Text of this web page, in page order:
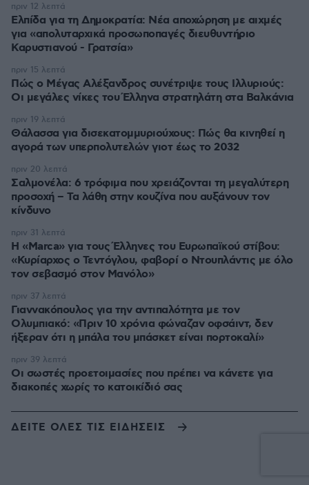
Ελπίδα για τη Δημοκρατία: Νέα αποχώρηση με αιχμές
για «απολυταρχικά προσωποπαγές διευθυντήριο
Καρυστιανού - Γρατσία»
πριν 12 λεπτά
Πώς ο Μέγας Αλέξανδρος συνέτριψε τους Ιλλυριούς:
Οι μεγάλες νίκες του Έλληνα στρατηλάτη στα Βαλκάνια
πριν 15 λεπτά
Θάλασσα για δισεκατομμυριούχους: Πώς θα κινηθεί η
αγορά των υπερπολυτελών γιοτ έως το 2032
πριν 19 λεπτά
Σαλμονέλα: 6 τρόφιμα που χρειάζονται τη μεγαλύτερη
προσοχή – Τα λάθη στην κουζίνα που αυξάνουν τον
κίνδυνο
πριν 20 λεπτά
Η «Marca» για τους Έλληνες του Ευρωπαϊκού στίβου:
«Κυρίαρχος ο Τεντόγλου, φαβορί ο Ντουπλάντις με όλο
τον σεβασμό στον Μανόλο»
πριν 31 λεπτά
Γιαννακόπουλος για την αντιπαλότητα με τον
Ολυμπιακό: «Πριν 10 χρόνια φώναζαν οφσάιντ, δεν
ήξεραν ότι η μπάλα του μπάσκετ είναι πορτοκαλί»
πριν 37 λεπτά
Οι σωστές προετοιμασίες που πρέπει να κάνετε για
διακοπές χωρίς το κατοικίδιό σας
πριν 39 λεπτά
ΔΕΙΤΕ ΟΛΕΣ ΤΙΣ ΕΙΔΗΣΕΙΣ